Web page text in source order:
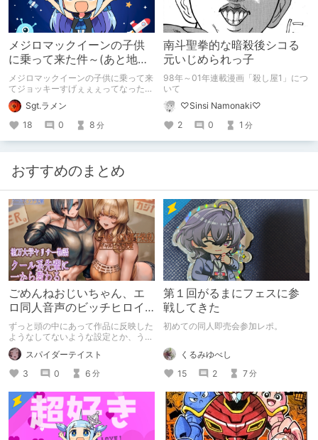
メジロマックイーンの子供
に乗って来た件～(あと地味
にお知らせ)
メジロマックイーンの子供に乗って来
てジョッキーすげぇぇぇってなった話
だぁ… あとこれからはラメンです、よ
ろしくね。 （※2026年に破損した画
像部分を文章のみに置き換えていま
す）
Sgt.ラメン
18
0 8 分
南斗聖拳的な暗殺後シコる
元いじめられっ子
98年～01年連載漫画「殺し屋1」につ
いて
♡Sinsi Namonaki♡
2
0 1 分
おすすめのまとめ
ごめんねおじいちゃん、エ
ロ同人音声のビッチヒロイ
ンに名前使って～過去作品
コンセプトを思い出そう～
ずっと頭の中にあって作品に反映した
ようなしてないような設定とか、うち
のヒロイン達の名づけの法則とかを頭
の中の映●研の金●さんに「そこにあ
っちゃいけねえんだよ」といわれたの
でとりあえず垂れ流します。
スパイダーテイスト
3
0 6 分
第１回がるまにフェスに参
戦してきた
初めての同人即売会参加レポ。
くるみゆべし
15
2 7分